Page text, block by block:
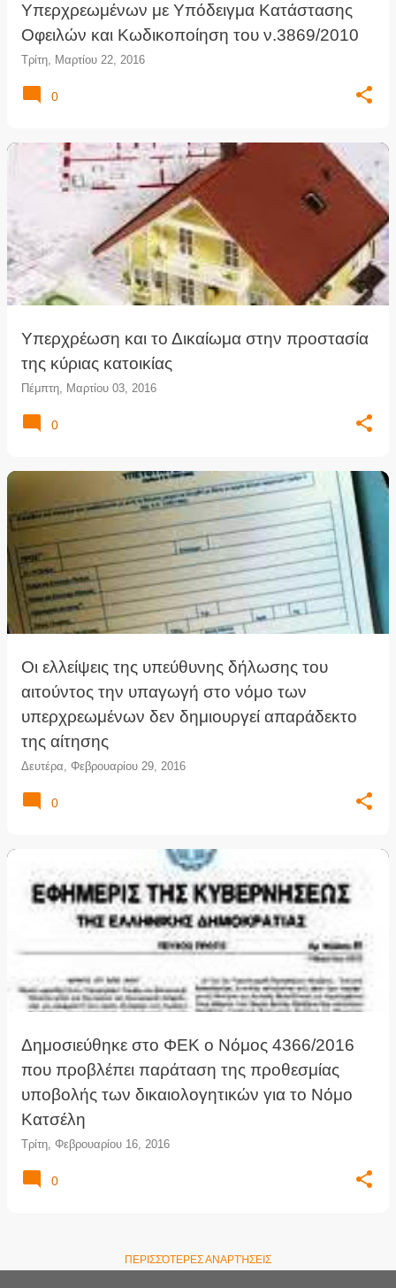
Υπερχρεωμένων με Υπόδειγμα Κατάστασης
Οφειλών και Κωδικοποίηση του ν.3869/2010
Τρίτη, Μαρτίου 22, 2016
0
Υπερχρέωση και το Δικαίωμα στην προστασία
της κύριας κατοικίας
Πέμπτη, Μαρτίου 03, 2016
0
Οι ελλείψεις της υπεύθυνης δήλωσης του
αιτούντος την υπαγωγή στο νόμο των
υπερχρεωμένων δεν δημιουργεί απαράδεκτο
της αίτησης
Δευτέρα, Φεβρουαρίου 29, 2016
0
Δημοσιεύθηκε στο ΦΕΚ ο Νόμος 4366/2016
που προβλέπει παράταση της προθεσμίας
υποβολής των δικαιολογητικών για το Νόμο
Κατσέλη
Τρίτη, Φεβρουαρίου 16, 2016
0
ΠΕΡΙΣΣΌΤΕΡΕΣ ΑΝΑΡΤΉΣΕΙΣ